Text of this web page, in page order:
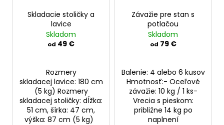
Skladacie stoličky a
lavice
Skladom
od 49 €
Rozmery
skladacej lavice: 180 cm
(5 kg) Rozmery
skladacej stoličky: dĺžka:
51 cm, šírka: 47 cm,
výška: 87 cm (5 kg)
Závažie pre stan s
potlačou
Skladom
od 79 €
Balenie: 4 alebo 6 kusov
Hmotnosť:- Oceľové
závažie: 10 kg / 1 ks-
Vrecia s pieskom:
približne 14 kg po
naplnení